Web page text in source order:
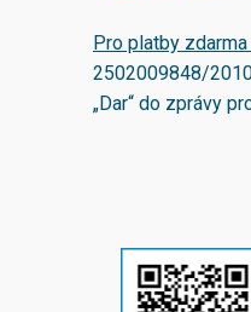
Pro platby zdarma
2502009848/
„Dar“ do zprávy